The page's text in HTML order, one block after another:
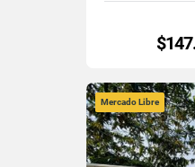
Mercado Libre